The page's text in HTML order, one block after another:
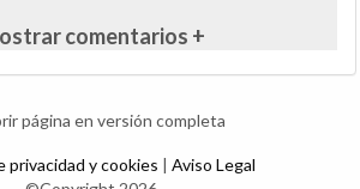
comentarios +
página en versión completa
privacidad y cookies | Aviso Legal